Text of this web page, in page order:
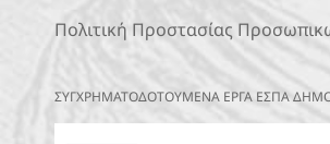
Πολιτική Προστασίας
ΣΥΓΧΡΗΜΑΤΟΔΟΤΟΥΜΕΝΑ ΕΡΓΑ ΕΣΠΑ